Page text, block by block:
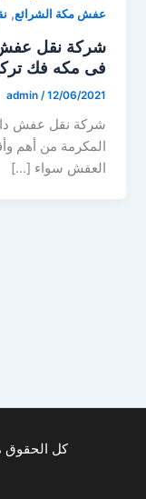
عفش مكة الشرائع,
شركة نقل عفش
فى مكه فك
admin /12/06/2021
شركة نقل عفش
المكرمة من أهم
العفش سواء […]
كل الحقوق محفوظة ©